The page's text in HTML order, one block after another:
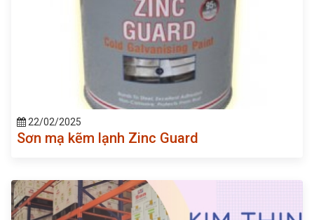
22/02/2025
Sơn mạ kẽm lạnh Zinc Guard